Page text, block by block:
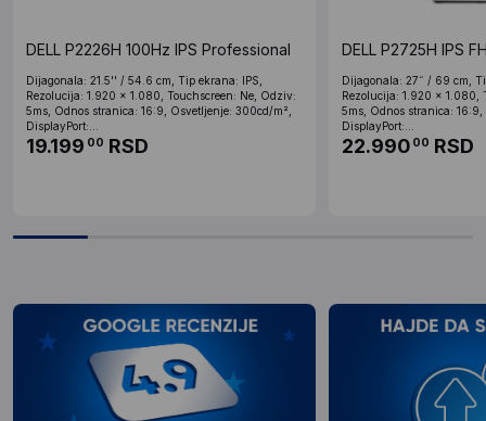
DELL P2226H 100Hz IPS Professional
Dijagonala: 21.5'' / 54.6 cm, Tip ekrana: IPS,
Rezolucija: 1.920 x 1.080, Touchscreen: Ne, Odziv:
5ms, Odnos stranica: 16:9, Osvetljenje: 300cd/m²,
DisplayPort:...
19.199 00 RSD
DELL P2725H IPS
Dijagonala: 27˝ / 69 cm,
Rezolucija: 1.920 x 1.080,
5ms, Odnos stranica:
DisplayPort:...
22.990 00 RSD